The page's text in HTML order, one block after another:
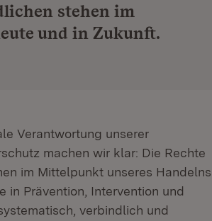
stehen im
und in Zukunft.
Verantwortung unserer
machen wir klar: Die Rechte
im Mittelpunkt unseres Handelns
in Prävention, Intervention und
verbindlich und